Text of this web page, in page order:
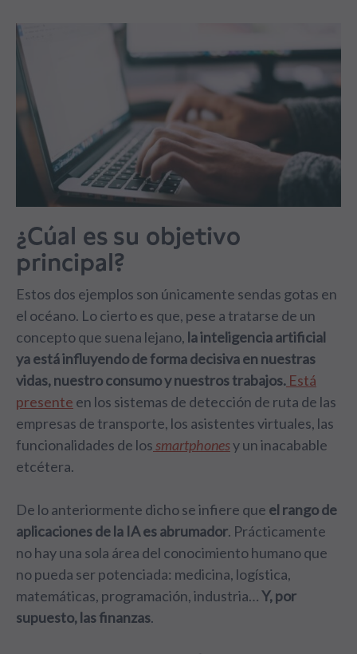
¿Cúal es su objetivo
principal?
Estos dos ejemplos son únicamente sendas gotas en
el océano. Lo cierto es que, pese a tratarse de un
concepto que suena lejano, la inteligencia artificial
ya está influyendo de forma decisiva en nuestras
vidas, nuestro consumo y nuestros trabajos. Está
presente en los sistemas de detección de ruta de las
empresas de transporte, los asistentes virtuales, las
funcionalidades de lossmartphonesy un inacabable
etcétera.
De lo anteriormente dicho se infiere que el rango de
aplicaciones de la IA es abrumador. Prácticamente
no hay una sola área del conocimiento humano que
no pueda ser potenciada: medicina, logística,
matemáticas, programación, industria…Y, por
supuesto, las finanzas.